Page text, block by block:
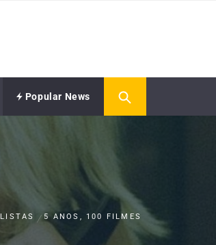
Popular News
LISTAS 5 ANOS, 100 FILMES